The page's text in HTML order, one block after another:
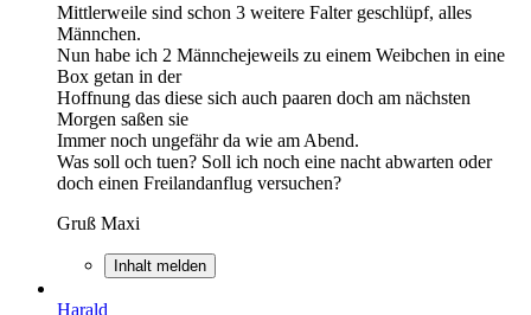
Mittlerweile sind schon 3 weitere Falter geschlüpf, alles
Männchen.
Nun habe ich 2 Männchejeweils zu einem Weibchen in eine
Box getan in der
Hoffnung das diese sich auch paaren doch am nächsten
Morgen saßen sie
Immer noch ungefähr da wie am Abend.
Was soll och tuen? Soll ich noch eine nacht abwarten oder
doch einen Freilandanflug versuchen?
Gruß Maxi
Inhalt melden
Harald